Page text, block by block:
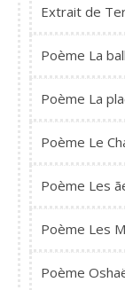
Extrait de
Poème La
Poème La
Poème Le
Poème Les
Poème Les
Poème